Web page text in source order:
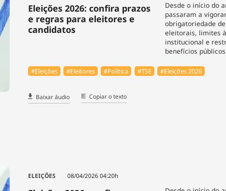
Eleições 2026: confira prazos
e regras para eleitores e
candidatos
Desde o início do
passaram a
obrigatoriedade
eleitorais, limites
institucional e
benefícios públicos
#Eleições #Eleitores #Política #TSE #Eleições 2026
Baixar áudio Copiar o texto
ELEIÇÕES 08/04/2026 04:20h